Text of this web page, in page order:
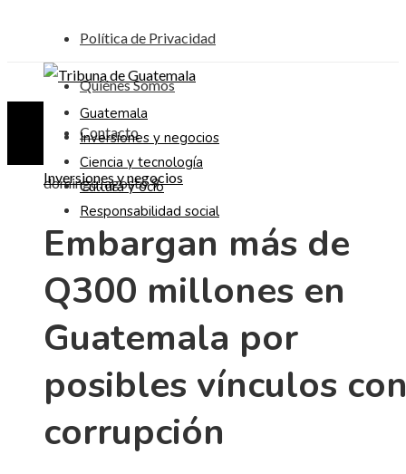
Política de Privacidad
Quiénes Somos
Contacto
domingo, agosto 9
Guatemala
Inversiones y negocios
Ciencia y tecnología
Cultura y ocio
Responsabilidad social
Inversiones y negocios
Embargan más de
Q300 millones en
Guatemala por
posibles vínculos
corrupción